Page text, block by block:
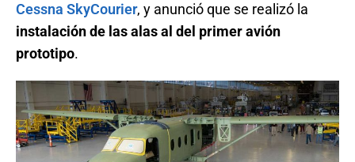
Cessna SkyCourier, y anunció que se realizó la
instalación de las alas al del primer avión
prototipo.